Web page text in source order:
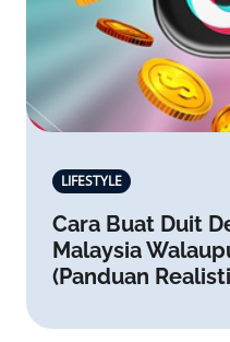
LIFESTYLE
Cara Buat Duit
Malaysia
(Panduan